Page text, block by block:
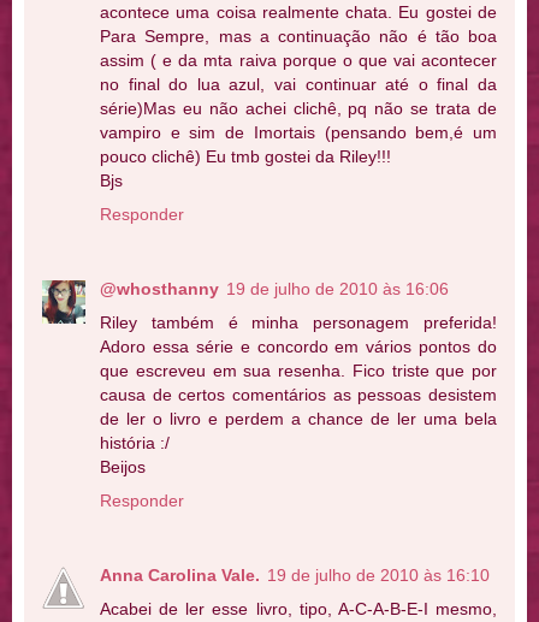
acontece uma coisa realmente chata. Eu gostei de
Para Sempre, mas a continuação não é tão boa
assim ( e da mta raiva porque o que vai acontecer
no final do lua azul, vai continuar até o final da
série)Mas eu não achei clichê, pq não se trata de
vampiro e sim de Imortais (pensando bem,é um
pouco clichê) Eu tmb gostei da Riley!!!
Bjs
Responder
@whosthanny 19 de julho de 2010 às 16:06
Riley também é minha personagem preferida!
Adoro essa série e concordo em vários pontos do
que escreveu em sua resenha. Fico triste que por
causa de certos comentários as pessoas desistem
de ler o livro e perdem a chance de ler uma bela
história :/
Beijos
Responder
Anna Carolina Vale. 19 de julho de 2010 às 16:10
Acabei de ler esse livro, tipo, A-C-A-B-E-I mesmo,